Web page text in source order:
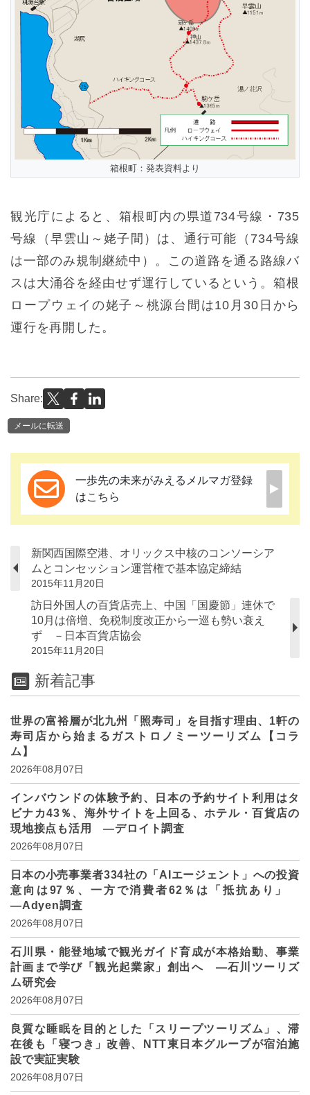
箱根町：発表資料より
観光庁によると、箱根町内の県道734号線・735
号線（早雲山～姥子間）は、通行可能（734号線
は一部のみ規制継続中）。この道路を通る路線バ
スは大涌谷を経由せず運行しているという。箱根
ロープウェイの姥子～桃源台間は10月30日から
運行を再開した。
Share:
メールに転送
一歩先の未来がみえるメルマガ登録
はこちら
新関西国際空港、オリックス中核のコンソーシア
ムとコンセッション運営権で基本協定締結
2015年11月20日
訪日外国人の百貨店売上、中国「国慶節」連休で
10月は倍増、免税制度改正から一巡も勢い衰え
ず －日本百貨店協会
2015年11月20日
新着記事
世界の富裕層が北九州「照寿司」を目指す理由、1軒の
寿司店から始まるガストロノミーツーリズム【コラ
ム】
2026年08月07日
インバウンドの体験予約、日本の予約サイト利用はタ
ビナカ43％、海外サイトを上回る、ホテル・百貨店の
現地接点も活用 ―デロイト調査
2026年08月07日
日本の小売事業者334社の「AIエージェント」への投資
意向は97％、一方で消費者62％は「抵抗あり」
―Adyen調査
2026年08月07日
石川県・能登地域で観光ガイド育成が本格始動、事業
計画まで学び「観光起業家」創出へ ―石川ツーリズ
ム研究会
2026年08月07日
良質な睡眠を目的とした「スリープツーリズム」、滞
在後も「寝つき」改善、NTT東日本グループが宿泊施
設で実証実験
2026年08月07日